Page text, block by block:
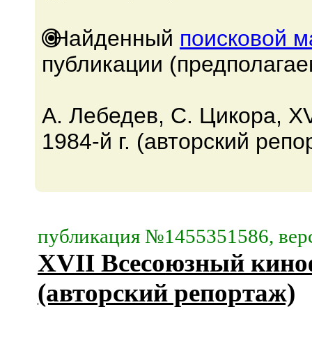
Найденный поисковой
публикации
А. Лебедев, С. Цикора,
1984-й г. (авторский
публикация №1455351586,
XVII Всесоюзный
(авторский репортаж)